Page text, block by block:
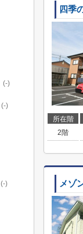
四季
所在階
2階
メゾ
(-)
(-)
(-)